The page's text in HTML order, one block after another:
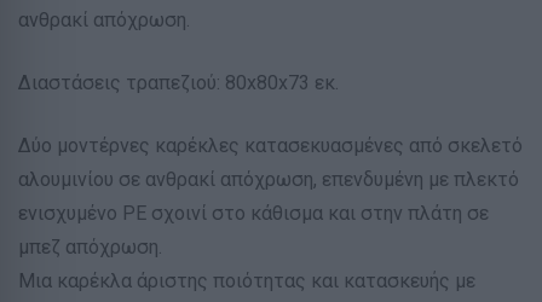
ανθρακί απόχρωση.
Διαστάσεις τραπεζιού: 80x80x73 εκ.
Δύο μοντέρνες καρέκλες κατασεκυασμένες από σκελετό
αλουμινίου σε ανθρακί απόχρωση, επενδυμένη με πλεκτό
ενισχυμένο PE σχοινί στο κάθισμα και στην πλάτη σε
μπεζ απόχρωση.
Μια καρέκλα άριστης ποιότητας και κατασκευής με